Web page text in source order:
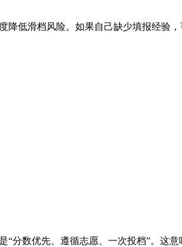
低滑档风险。如果自己缺少填报经验
分数优先、遵循志愿、一次投档”。这